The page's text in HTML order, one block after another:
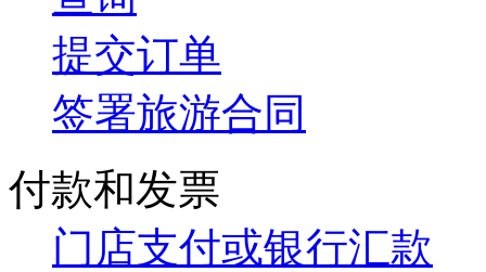
提交订单
签署旅游合同
付款和发票
门店支付或银行汇款